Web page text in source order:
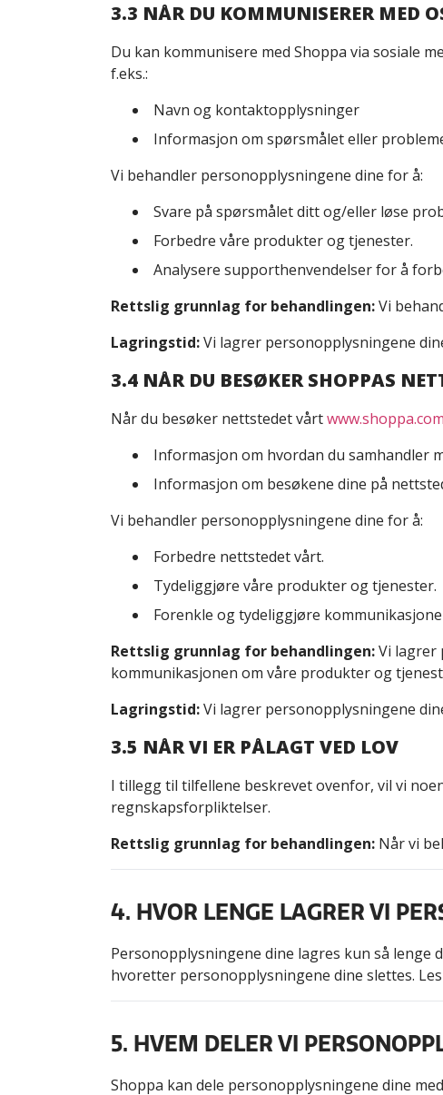
3.3 NÅR DU KOMMUNISERER MED
Du kan kommunisere med Shoppa via sosiale
f.eks.:
Navn og kontaktopplysninger
Informasjon om spørsmålet eller
Vi behandler personopplysningene dine for å:
Svare på spørsmålet ditt og/eller løse
Forbedre våre produkter og tjenester.
Analysere supporthenvendelser for å
Rettslig grunnlag for behandlingen:Vi
Lagringstid:Vi lagrer personopplysningene
3.4 NÅR DU BESØKER SHOPPAS
Når du besøker nettstedet vårtwww.shoppa.com
Informasjon om hvordan du samhandler
Informasjon om besøkene dine på
Vi behandler personopplysningene dine for å:
Forbedre nettstedet vårt.
Tydeliggjøre våre produkter og tjenester.
Forenkle og tydeliggjøre
Rettslig grunnlag for behandlingen:Vi lagrer
kommunikasjonen om våre produkter og
Lagringstid:Vi lagrer personopplysningene
3.5 NÅR VI ER PÅLAGT VED LOV
I tillegg til tilfellene beskrevet ovenfor, vil vi
regnskapsforpliktelser.
Rettslig grunnlag for behandlingen: Når vi
4. HVOR LENGE LAGRER VI
Personopplysningene dine lagres kun så lenge
hvoretter personopplysningene dine slettes.
5. HVEM DELER VI
Shoppa kan dele personopplysningene dine